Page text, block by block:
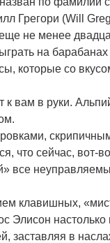
Грегори (Will
не менее
на
которые со
к вам в руки.
что сейчас, вот-
все
клавишных,
Элисон настолько
заставляя в